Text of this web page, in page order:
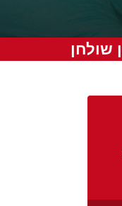
שולחן